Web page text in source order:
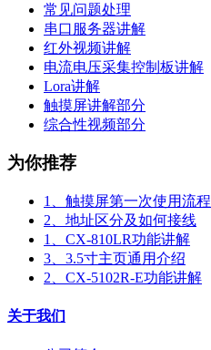
常见问题处理
串口服务器讲解
红外视频讲解
电流电压采集控制板讲解
Lora讲解
触摸屏讲解部分
综合性视频部分
为你推荐
1、触摸屏第一次使用流程
2、地址区分及如何接线
1、CX-810LR功能讲解
3、3.5寸主页通用介绍
2、CX-5102R-E功能讲解
关于我们